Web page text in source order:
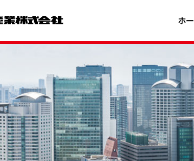
ホ